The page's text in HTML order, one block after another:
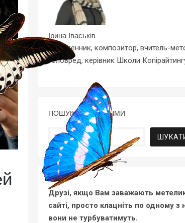
Ірина Іваськів
Письменник, композитор, вчитель-
головред, керівник Школи
ПОШУК ЗА СТАТТЯМИ
Пошук:
Друзі, якщо Вам заважають
сайті, просто клацніть по одному з
вони не турбуватимуть.